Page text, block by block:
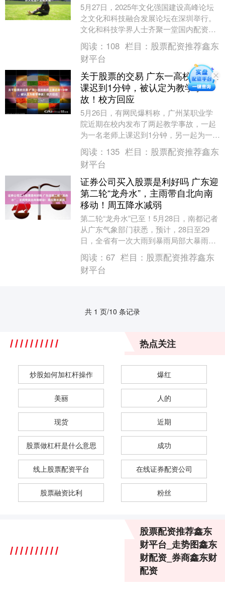
5月27日，2025年文化强国建设高峰论坛
之文化和科技融合发展论坛在深圳举行。
文化和科技学界人士齐聚一堂国内配资线
上，共同探讨关于“AI技术赋能文化发展与
创新”....
阅读： 108 栏目： 股票配资推荐鑫东
财平台
关于股票的交易 广东一高校教师上
课迟到1分钟，被认定为教学事
故！校方回应
5月26日，有网民爆料称，广州某职业学
院近期在校内发布了两起教学事故，一起
为一名老师上课迟到1分钟，另一起为一名
老师提前下课2分钟。迟到早退一两分钟被
认定为教学....
阅读： 135 栏目： 股票配资推荐鑫东
财平台
证券公司买入股票是利好吗 广东迎
第二轮“龙舟水”，主雨带自北向南
移动！周五降水减弱
第二轮“龙舟水”已至！5月28日，南都记者
从广东气象部门获悉，预计，28日至29
日，全省有一次大雨到暴雨局部大暴雨过
程，主雨带自北向南移动，先后影响粤
北、珠江三....
阅读： 67 栏目： 股票配资推荐鑫东
财平台
共 1 页/10 条记录
热点关注
炒股如何加杠杆操作 爆红
美丽 人的
现货 近期
股票做杠杆是什么意思 成功
线上股票配资平台 在线证券配资公司
股票融资比利 粉丝
股票配资推荐鑫东
财平台_走势图鑫东
财配资_券商鑫东财
配资